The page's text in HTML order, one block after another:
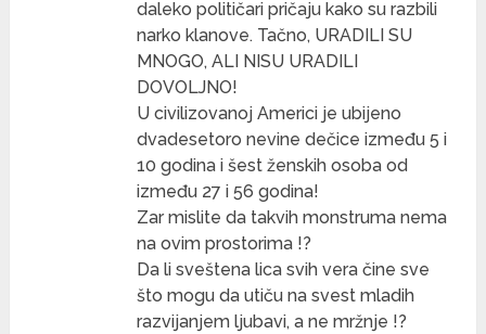
daleko političari pričaju kako su razbili
narko klanove. Tačno, URADILI SU
MNOGO, ALI NISU URADILI
DOVOLJNO!
U civilizovanoj Americi je ubijeno
dvadesetoro nevine dečice između 5 i
10 godina i šest ženskih osoba od
između 27 i 56 godina!
Zar mislite da takvih monstruma nema
na ovim prostorima !?
Da li sveštena lica svih vera čine sve
što mogu da utiču na svest mladih
razvijanjem ljubavi, a ne mržnje !?